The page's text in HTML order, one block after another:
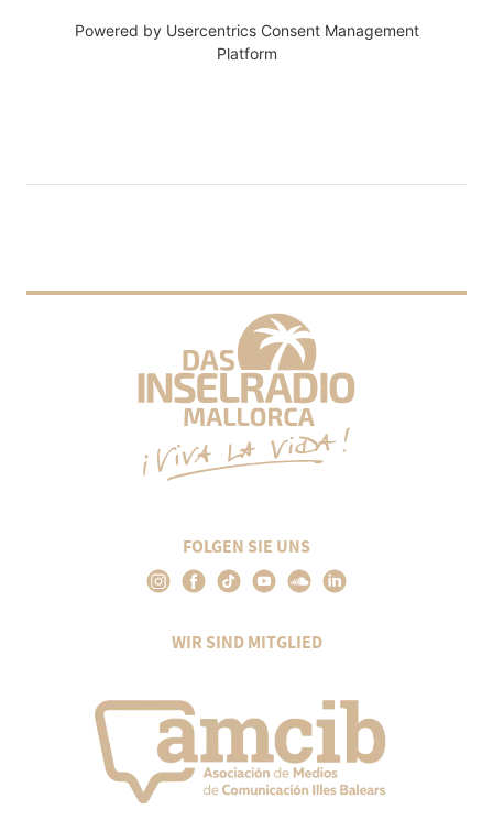
Powered by Usercentrics Consent Management
Platform
FOLGEN SIE UNS
WIR SIND MITGLIED